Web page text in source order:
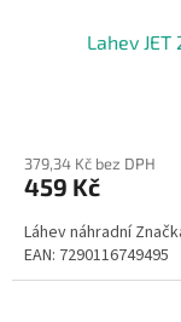
Lahev
379,34 Kč bez DPH
459 Kč
Láhev náhradní
EAN: 7290116749495